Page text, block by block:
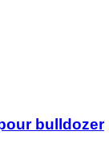
bulldozer